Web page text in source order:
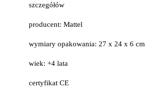
szczegółów
producent: Mattel
wymiary opakowania: 27 x 24 x 6 cm
wiek: +4 lata
certyfikat CE